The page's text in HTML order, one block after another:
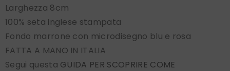
Larghezza 8cm
100% seta inglese stampata
Fondo marrone con microdisegno blu e rosa
FATTA A MANO IN ITALIA
Segui questa GUIDA PER SCOPRIRE COME